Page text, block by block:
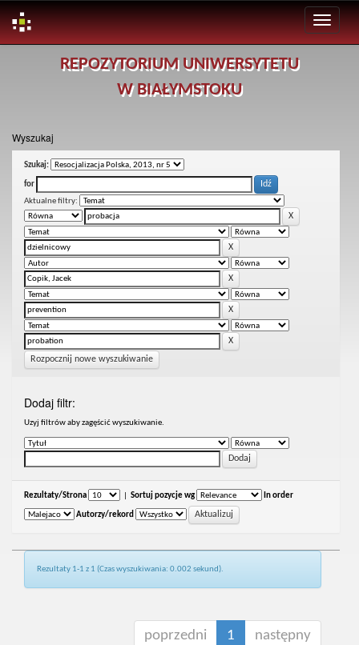
REPOZYTORIUM UNIWERSYTETU
W BIAŁYMSTOKU
Wyszukaj
Szukaj:
for
Aktualne filtry:
Rozpocznij nowe wyszukiwanie
Dodaj filtr:
Uzyj filtrów aby zagęścić wyszukiwanie.
Rezultaty/Strona Sortuj pozycje wg In order
Autorzy/rekord
Rezultaty 1-1 z 1 (Czas wyszukiwania: 0.002 sekund).
poprzedni 1 następny